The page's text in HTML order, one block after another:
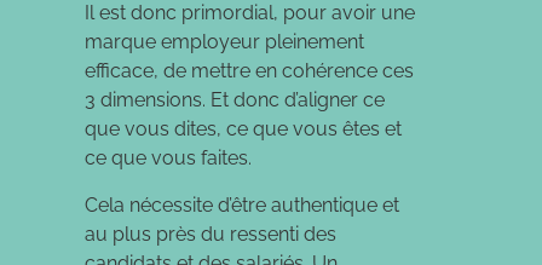
Il est donc primordial, pour avoir une
marque employeur pleinement
efficace, de mettre en cohérence ces
3 dimensions. Et donc d’aligner ce
que vous dites, ce que vous êtes et
ce que vous faites.
Cela nécessite d’être authentique et
au plus près du ressenti des